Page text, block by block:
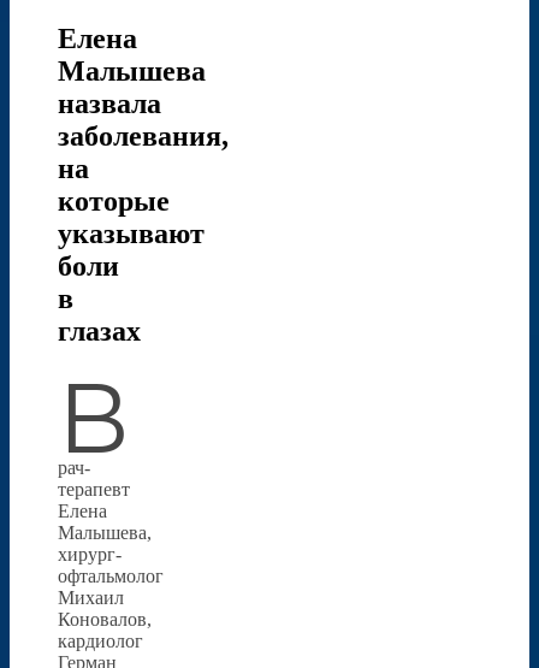
Елена
Малышева
назвала
заболевания,
на
которые
указывают
боли
в
глазах
В
рач-
терапевт
Елена
Малышева,
хирург-
офтальмолог
Михаил
Коновалов,
кардиолог
Герман